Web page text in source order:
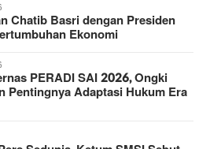
Chatib Basri dengan Presiden
Ekonomi
PERADI SAI 2026, Ongki
Pentingnya Adaptasi Hukum Era